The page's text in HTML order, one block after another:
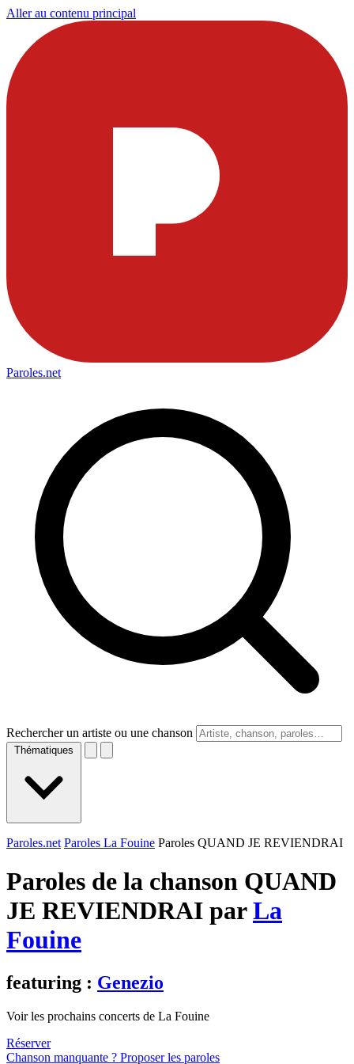
Aller au contenu principal
Paroles.net
Rechercher un artiste ou une chanson
Thématiques
Paroles.net Paroles La Fouine Paroles QUAND JE REVIENDRAI
Paroles de la chanson QUAND
JE REVIENDRAI parLa
Fouine
featuring : Genezio
Voir les prochains concerts de La Fouine
Réserver
Chanson manquante ? Proposer les paroles